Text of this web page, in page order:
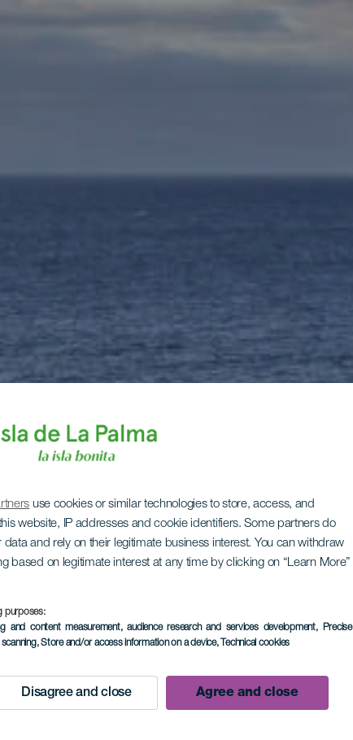
use cookies or similar technologies to store, access, and
website, IP addresses and cookie identifiers. Some partners do
and rely on their legitimate business interest. You can withdraw
based on legitimate interest at any time by clicking on “Learn More”
purposes:
and content measurement, audience research and services development, Precise
, Store and/or access information on a device, Technical cookies
Disagree and close Agree and close